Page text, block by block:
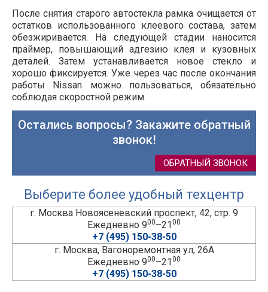
После снятия старого автостекла рамка очищается от
остатков использованного клеевого состава, затем
обезжиривается. На следующей стадии наносится
праймер, повышающий адгезию клея и кузовных
деталей. Затем устанавливается новое стекло и
хорошо фиксируется. Уже через час после окончания
работы Nissan можно пользоваться, обязательно
соблюдая скоростной режим.
Остались вопросы? Закажите обратный
звонок!
ОБРАТНЫЙ ЗВОНОК
Выберите более удобный техцентр
г. Москва Новоясеневский проспект, 42, стр. 9
Ежедневно 900–2100
+7 (495) 150-38-50
г. Москва, Вагоноремонтная ул, 26А
Ежедневно 900–2100
+7 (495) 150-38-50